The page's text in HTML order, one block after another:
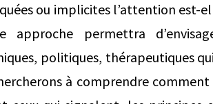
ou implicites l’attention est-
approche permettra
politiques, thérapeutiques
à comprendre